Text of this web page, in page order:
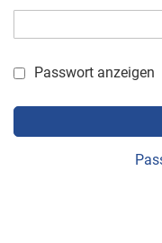
Passwort anzeigen